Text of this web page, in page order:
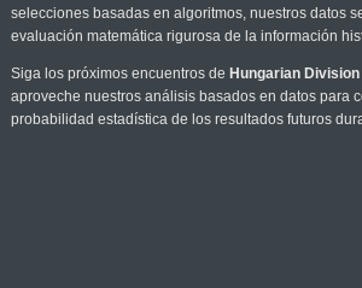
selecciones basadas en algoritmos, nuestros datos
evaluación matemática rigurosa de la información
Siga los próximos encuentros de Hungarian
aproveche nuestros análisis basados en datos para
probabilidad estadística de los resultados futuros